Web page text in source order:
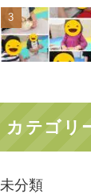
カテゴリ
未分類